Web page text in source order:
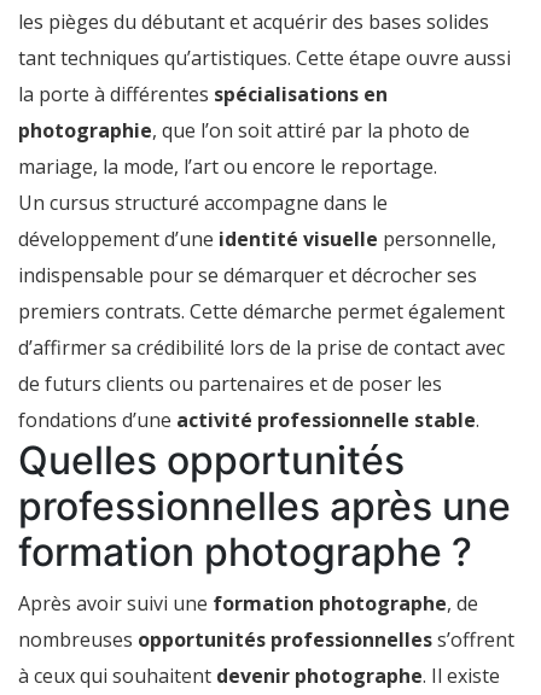
les pièges du débutant et acquérir des bases solides
tant techniques qu’artistiques. Cette étape ouvre aussi
la porte à différentes spécialisations en
photographie, que l’on soit attiré par la photo de
mariage, la mode, l’art ou encore le reportage.
Un cursus structuré accompagne dans le
développement d’une identité visuelle personnelle,
indispensable pour se démarquer et décrocher ses
premiers contrats. Cette démarche permet également
d’affirmer sa crédibilité lors de la prise de contact avec
de futurs clients ou partenaires et de poser les
fondations d’une activité professionnelle stable.
Quelles opportunités
professionnelles après une
formation photographe ?
Après avoir suivi une formation photographe, de
nombreuses opportunités professionnelless’offrent
à ceux qui souhaitent devenir photographe. Il existe